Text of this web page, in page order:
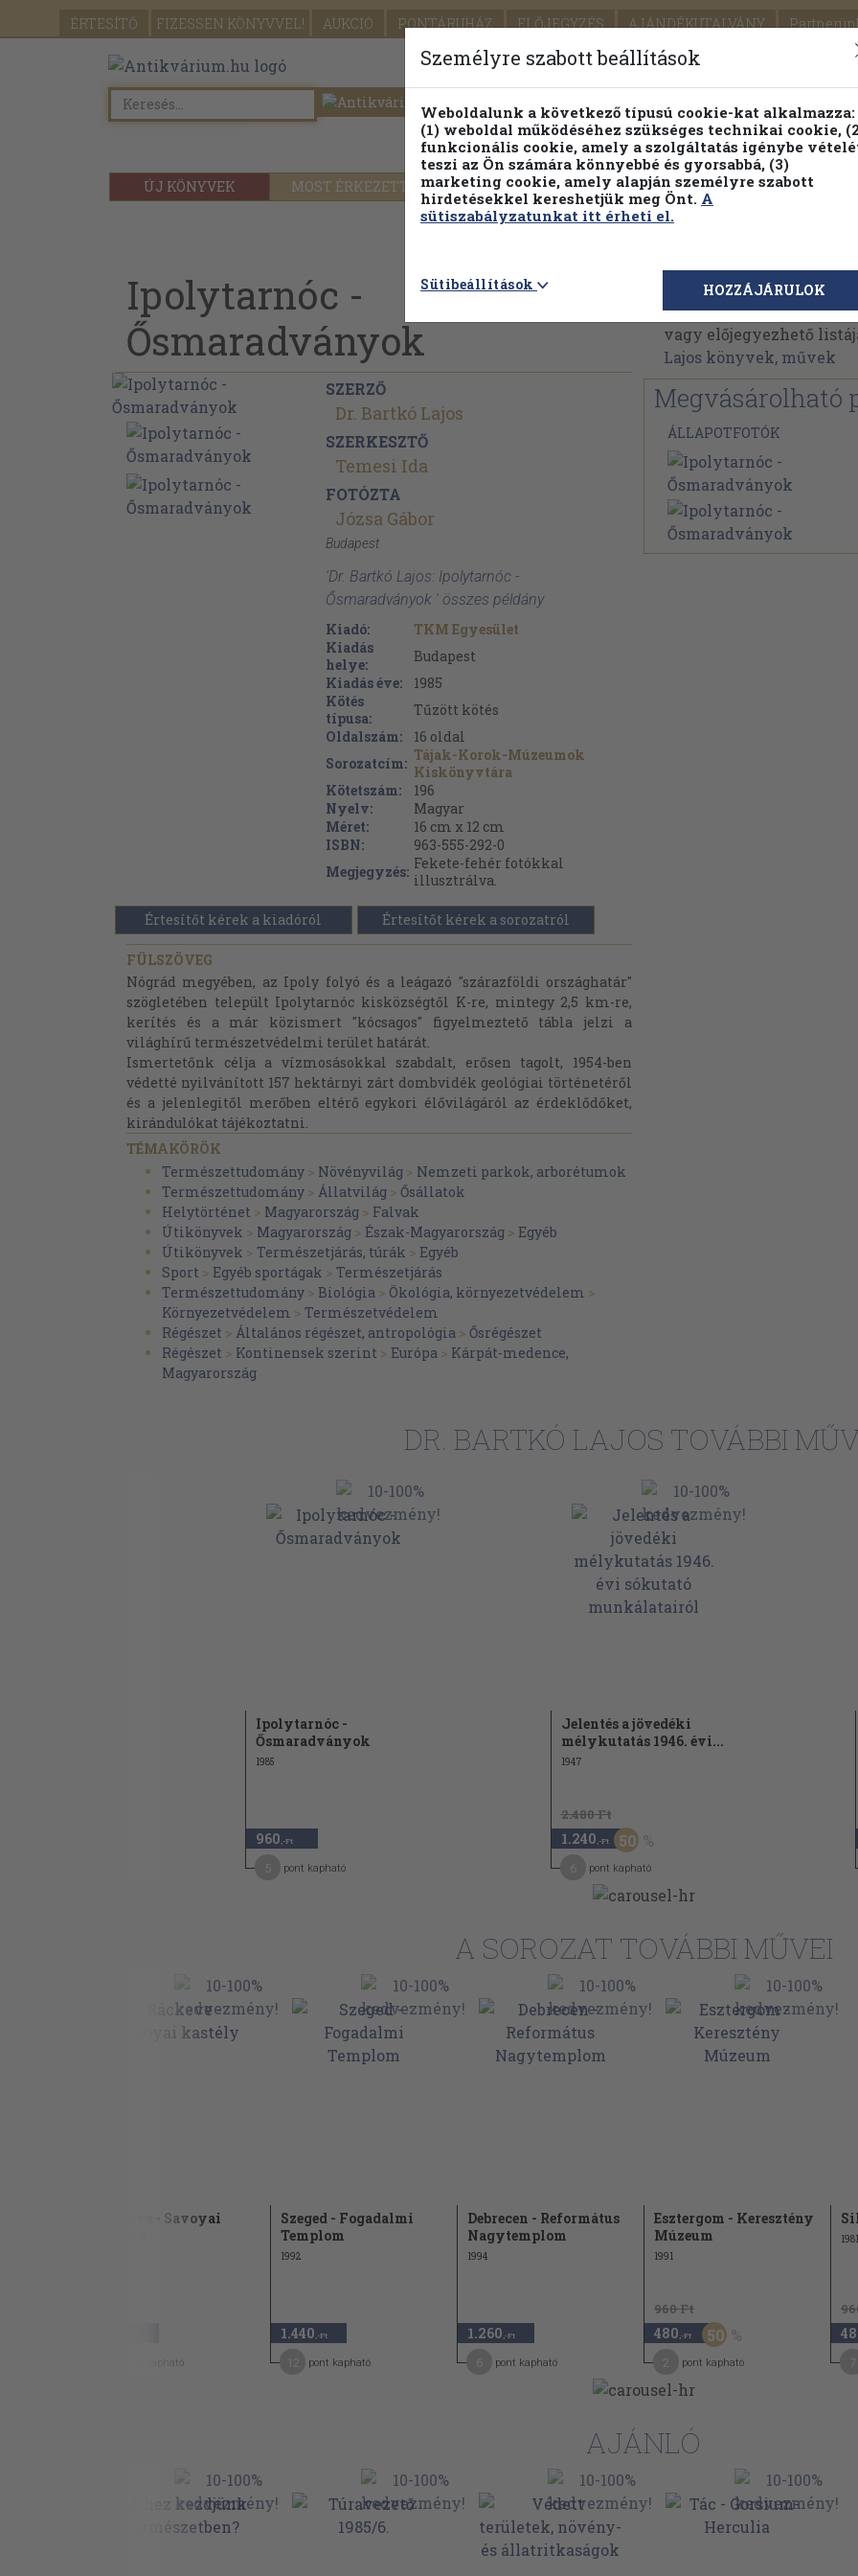
ÉRTESÍTŐ FIZESSEN KÖNYVVEL! AUKCIÓ PONTÁRUHÁZ ELŐJEGYZÉS AJÁNDÉKUTALVÁNY
SEGÍTSÉG
ÚJ KÖNYVEK MOST ÉRKEZETT PILLANATNYI ÁRAINK FENNTARTHATÓ
Részletes kereső Témaköri fa
Ipolytarnóc -
Ősmaradványok
SZERZŐ
Dr. Bartkó Lajos
SZERKESZTŐ
Temesi Ida
FOTÓZTA
Józsa Gábor
Budapest
'Dr. Bartkó Lajos: Ipolytarnóc -
Ősmaradványok ' összes példány
Kiadó:
TKM Egyesület
Kiadás
helye:
Budapest
Kiadás éve:
1985
Kötés
típusa:
Tűzött kötés
Oldalszám:
16 oldal
Sorozatcím: Tájak-Korok-Múzeumok
Kiskönyvtára
Kötetszám:
196
Nyelv:
Magyar
Méret:
16 cm x 12 cm
ISBN:
963-555-292-0
Megjegyzés: Fekete-fehér fotókkal
illusztrálva.
Értesítőt kérek a kiadóról Értesítőt kérek a sorozatról
FÜLSZÖVEG
Nógrád megyében, az Ipoly folyó és a leágazó "szárazföldi országhatár"
szögletében települt Ipolytarnóc kisközségtől K-re, mintegy 2,5 km-re,
kerítés és a már közismert "kócsagos" figyelmeztető tábla jelzi a
világhírű természetvédelmi terület határát.
Ismertetőnk célja a vízmosásokkal szabdalt, erősen tagolt, 1954-ben
védetté nyilvánított 157 hektárnyi zárt dombvidék geológiai történetéről
és a jelenlegitől merőben eltérő egykori élővilágáról az érdeklődőket,
kirándulókat tájékoztatni.
TÉMAKÖRÖK
Természettudomány > Növényvilág > Nemzeti parkok, arborétumok
Természettudomány > Állatvilág > Ősállatok
Helytörténet > Magyarország > Falvak
Útikönyvek > Magyarország > Észak-Magyarország > Egyéb
Útikönyvek > Természetjárás, túrák > Egyéb
Sport > Egyéb sportágak > Természetjárás
Természettudomány > Biológia > Ökológia, környezetvédelem >
Környezetvédelem > Természetvédelem
Régészet > Általános régészet, antropológia > Ősrégészet
Régészet > Kontinensek szerint > Európa > Kárpát-medence,
Magyarország
Dr. Bartkó Lajos
Dr. Bartkó Lajos
vagy előjegyezhető
Lajos könyvek, művek
Megvásárolható
ÁLLAPOTFOTÓK
DR. BARTKÓ LAJOS TOVÁBBI
Ipolytarnóc -
Ősmaradványok
1985
960 ,-Ft
pont kapható
Jelentés a jövedéki
mélykutatás 1946. évi...
1947
2.480 Ft
1.240 ,-Ft 50
pont kapható
A SOROZAT TOVÁBBI MŰVEI
Ráckeve - Savoyai
pont kapható
Szeged - Fogadalmi
Templom
1992
1.440 ,-Ft
pont kapható
Debrecen - Református
Nagytemplom
1994
1.260 ,-Ft
pont kapható
Esztergom - Keresztény
Múzeum
1991
960 Ft
480 ,-Ft 50
pont kapható
1981
AJÁNLÓ
Személyre szabott beállítások
Weboldalunk a következő típusú cookie-kat alkalmazza:
(1) weboldal működéséhez szükséges technikai cookie,
funkcionális cookie, amely a szolgáltatás igénybe
teszi az Ön számára könnyebbé és gyorsabbá, (3)
marketing cookie, amely alapján személyre szabott
hirdetésekkel kereshetjük meg Önt. A
sütiszabályzatunkat itt érheti el.
Sütibeállítások HOZZÁJÁRULOK